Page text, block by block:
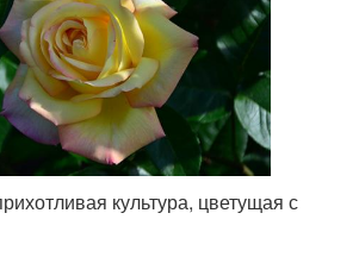
культура, цветущая с